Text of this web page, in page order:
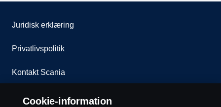
Juridisk erklæring
Privatlivspolitik
Kontakt Scania
Whistleblowing
Cookie-information